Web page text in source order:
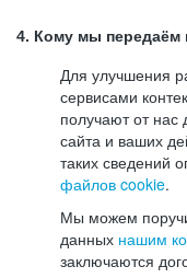
4. Кому мы передаём
Для улучшения
сервисами
получают от
сайта и ваших
таких сведений
файлов cookie.
Мы можем
данных нашим
заключаются